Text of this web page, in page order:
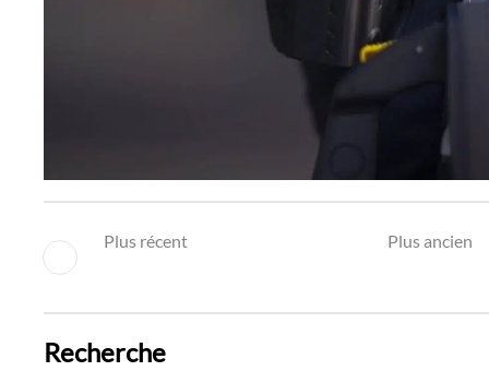
Plus récent Plus ancien
Recherche